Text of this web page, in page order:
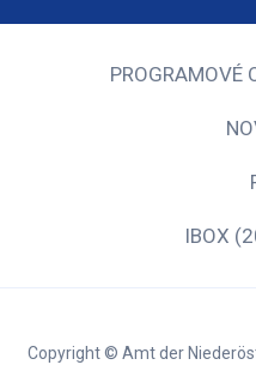
IBOX
Copyright © Amt der